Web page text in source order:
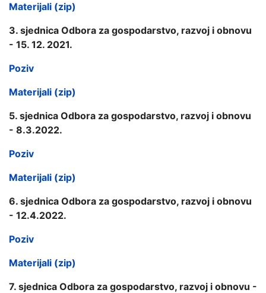
Materijali (zip)
3. sjednica Odbora za gospodarstvo, razvoj i obnovu
- 15. 12. 2021.
Poziv
Materijali (zip)
5. sjednica Odbora za gospodarstvo, razvoj i obnovu
- 8.3.2022.
Poziv
Materijali (zip)
6. sjednica Odbora za gospodarstvo, razvoj i obnovu
- 12.4.2022.
Poziv
Materijali (zip)
7. sjednica Odbora za gospodarstvo, razvoj i obnovu -